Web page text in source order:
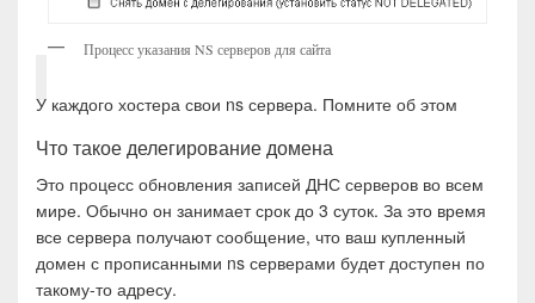
Процесс указания NS серверов для сайта
У каждого хостера свои ns сервера. Помните об этом
Что такое делегирование домена
Это процесс обновления записей ДНС серверов во всем
мире. Обычно он занимает срок до 3 суток. За это время
все сервера получают сообщение, что ваш купленный
домен с прописанными ns серверами будет доступен по
такому-то адресу.